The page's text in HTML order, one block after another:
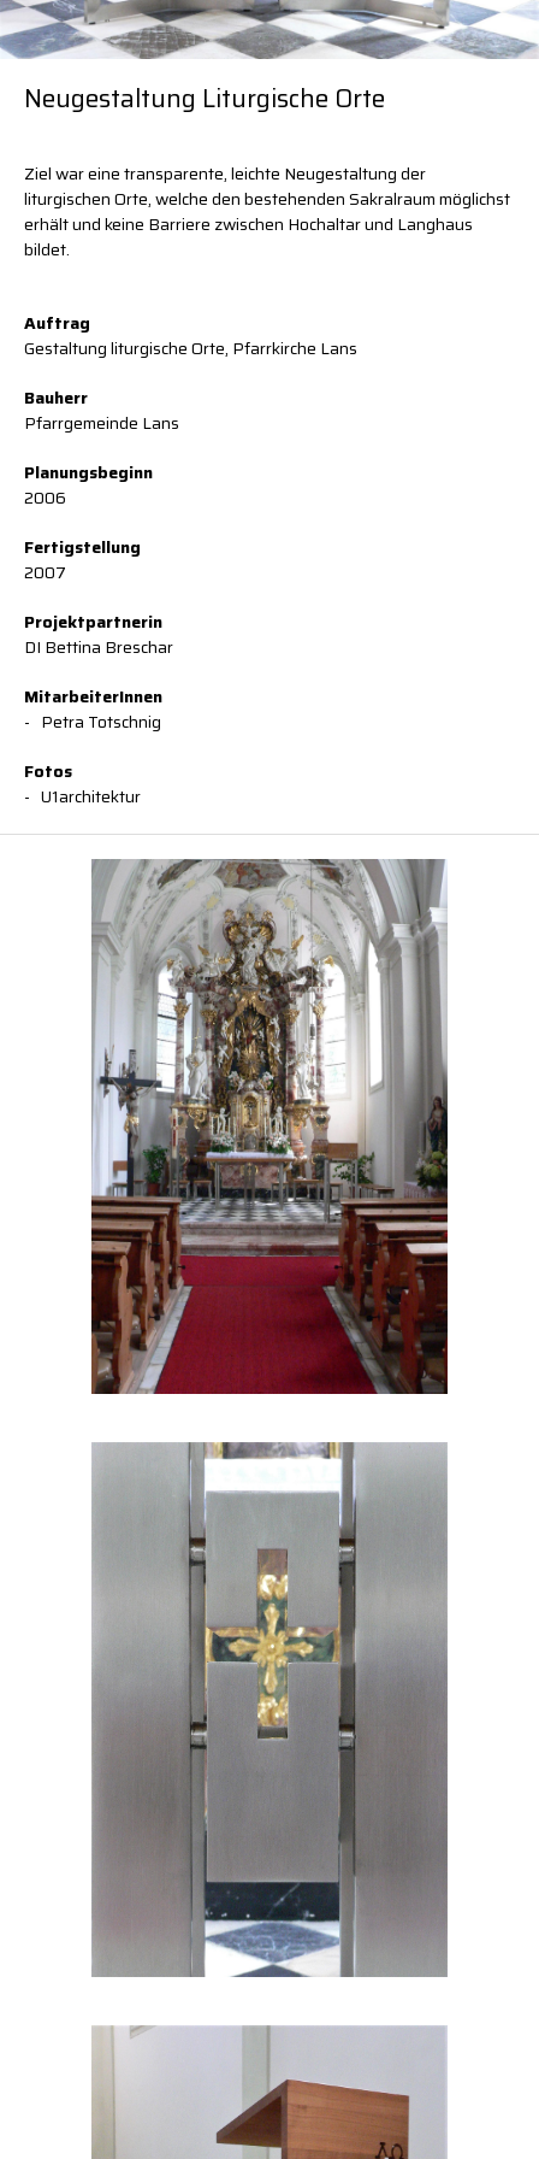
News
Kontakt
Copyright
Datenschutz
News
Kontakt
Impressum
News
Kontakt
Neugestaltung Liturgische Orte
Ziel war eine transparente, leichte Neugestaltung der
liturgischen Orte, welche den bestehenden Sakralraum möglichst
erhält und keine Barriere zwischen Hochaltar und Langhaus
bildet.
Auftrag
Gestaltung liturgische Orte, Pfarrkirche Lans
Bauherr
Pfarrgemeinde Lans
Planungsbeginn
2006
Fertigstellung
2007
Projektpartnerin
DI Bettina Breschar
MitarbeiterInnen
Petra Totschnig
Fotos
U1architektur